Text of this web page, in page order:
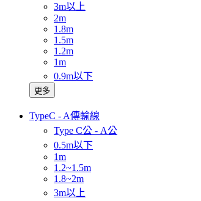
3m以上
2m
1.8m
1.5m
1.2m
1m
0.9m以下
更多
TypeC - A傳輸線
Type C公 - A公
0.5m以下
1m
1.2~1.5m
1.8~2m
3m以上